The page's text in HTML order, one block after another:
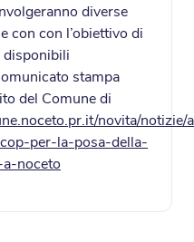
diverse
con con l’obiettivo di
disponibili
stampa
del Comune di
novita/notizie/
per-la-posa-della-
noceto